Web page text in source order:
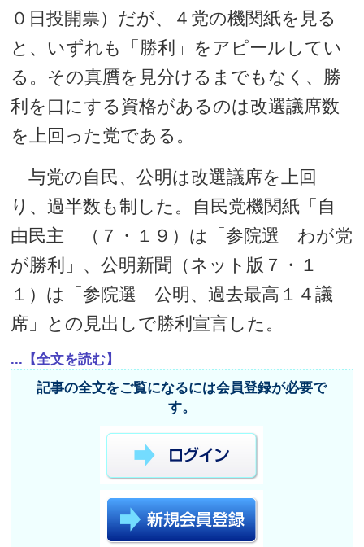
０日投開票）だが、４党の機関紙を見る
と、いずれも「勝利」をアピールしてい
る。その真贋を見分けるまでもなく、勝
利を口にする資格があるのは改選議席数
を上回った党である。
与党の自民、公明は改選議席を上回
り、過半数も制した。自民党機関紙「自
由民主」（７・１９）は「参院選 わが党
が勝利」、公明新聞（ネット版７・１
１）は「参院選 公明、過去最高１４議
席」との見出しで勝利宣言した。
...【全文を読む】
記事の全文をご覧になるには会員登録が必要で
す。